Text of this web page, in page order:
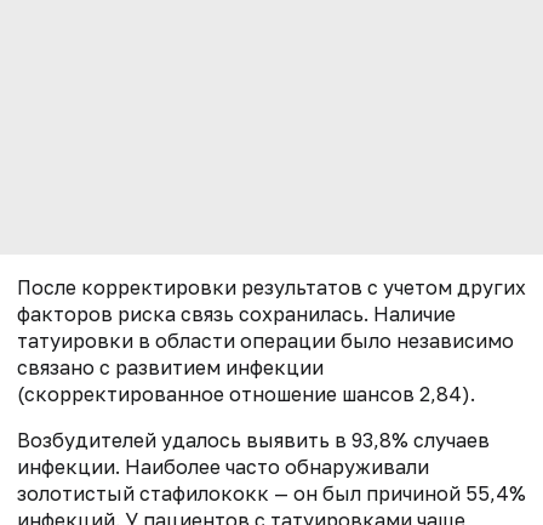
После корректировки результатов с учетом других
факторов риска связь сохранилась. Наличие
татуировки в области операции было независимо
связано с развитием инфекции
(скорректированное отношение шансов 2,84).
Возбудителей удалось выявить в 93,8% случаев
инфекции. Наиболее часто обнаруживали
золотистый стафилококк — он был причиной 55,4%